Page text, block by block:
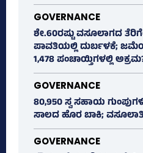
GOVERNANCE
ಶೇ.60ರಷ್ಟು ವಸೂಲಾಗದ
ಪಾವತಿಯಲ್ಲಿ ದುರ್ಬಳಕೆ;
1,478 ಪಂಚಾಯ್ತಿಗಳಲ್ಲಿ
GOVERNANCE
80,950 ಸ್ವ ಸಹಾಯ
ಸಾಲದ ಹೊರ ಬಾಕಿ;
GOVERNANCE